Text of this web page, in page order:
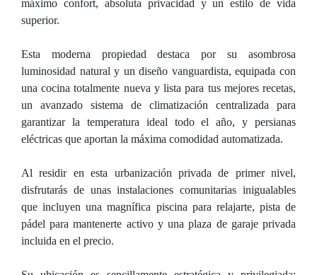
máximo confort, absoluta privacidad y un estilo de vida
superior.
Esta moderna propiedad destaca por su asombrosa
luminosidad natural y un diseño vanguardista, equipada con
una cocina totalmente nueva y lista para tus mejores recetas,
un avanzado sistema de climatización centralizada para
garantizar la temperatura ideal todo el año, y persianas
eléctricas que aportan la máxima comodidad automatizada.
Al residir en esta urbanización privada de primer nivel,
disfrutarás de unas instalaciones comunitarias inigualables
que incluyen una magnífica piscina para relajarte, pista de
pádel para mantenerte activo y una plaza de garaje privada
incluida en el precio.